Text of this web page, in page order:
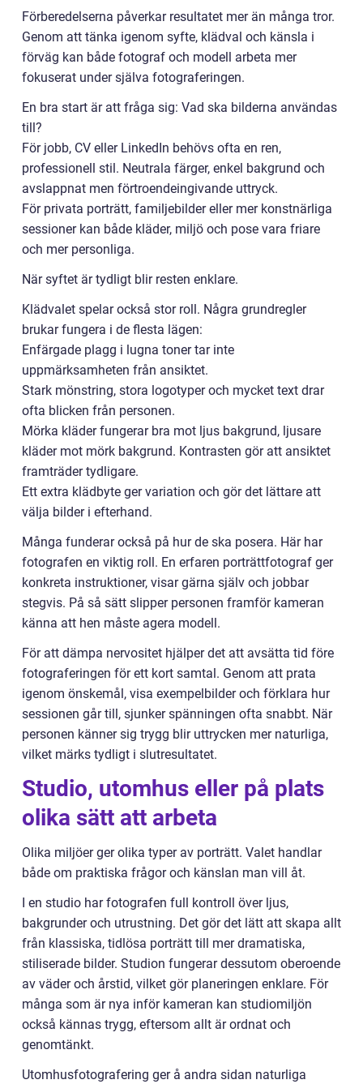
Förberedelserna påverkar resultatet mer än många tror.
Genom att tänka igenom syfte, klädval och känsla i
förväg kan både fotograf och modell arbeta mer
fokuserat under själva fotograferingen.
En bra start är att fråga sig: Vad ska bilderna användas
till?
För jobb, CV eller LinkedIn behövs ofta en ren,
professionell stil. Neutrala färger, enkel bakgrund och
avslappnat men förtroendeingivande uttryck.
För privata porträtt, familjebilder eller mer konstnärliga
sessioner kan både kläder, miljö och pose vara friare
och mer personliga.
När syftet är tydligt blir resten enklare.
Klädvalet spelar också stor roll. Några grundregler
brukar fungera i de flesta lägen:
Enfärgade plagg i lugna toner tar inte
uppmärksamheten från ansiktet.
Stark mönstring, stora logotyper och mycket text drar
ofta blicken från personen.
Mörka kläder fungerar bra mot ljus bakgrund, ljusare
kläder mot mörk bakgrund. Kontrasten gör att ansiktet
framträder tydligare.
Ett extra klädbyte ger variation och gör det lättare att
välja bilder i efterhand.
Många funderar också på hur de ska posera. Här har
fotografen en viktig roll. En erfaren porträttfotograf ger
konkreta instruktioner, visar gärna själv och jobbar
stegvis. På så sätt slipper personen framför kameran
känna att hen måste agera modell.
För att dämpa nervositet hjälper det att avsätta tid före
fotograferingen för ett kort samtal. Genom att prata
igenom önskemål, visa exempelbilder och förklara hur
sessionen går till, sjunker spänningen ofta snabbt. När
personen känner sig trygg blir uttrycken mer naturliga,
vilket märks tydligt i slutresultatet.
Studio, utomhus eller på plats
olika sätt att arbeta
Olika miljöer ger olika typer av porträtt. Valet handlar
både om praktiska frågor och känslan man vill åt.
I en studio har fotografen full kontroll över ljus,
bakgrunder och utrustning. Det gör det lätt att skapa allt
från klassiska, tidlösa porträtt till mer dramatiska,
stiliserade bilder. Studion fungerar dessutom oberoende
av väder och årstid, vilket gör planeringen enklare. För
många som är nya inför kameran kan studiomiljön
också kännas trygg, eftersom allt är ordnat och
genomtänkt.
Utomhusfotografering ger å andra sidan naturliga